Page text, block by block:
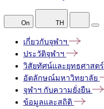
On TH
เกี่ยวกับจุฬาฯ
ประวัติจุฬาฯ
วิสัยทัศน์และยุทธศาสตร์
อัตลักษณ์มหาวิทยาลัย
จุฬาฯ กับความยั่งยืน
ข้อมูลและสถิติ